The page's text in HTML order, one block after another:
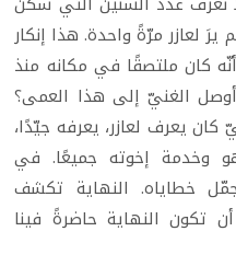
يرَ لعازر مرّةً واحدة. هذا إنكار
كان ملتصقًا في مكانه منذ
الغنيّ إلى هذا العمى؟
يعرف لعازر، يعرفه جيّدًا،
وخدمة إخوته جميعًا. في
خطاياه. النهاية تكشف
تكون النهاية حاضرةً فينا